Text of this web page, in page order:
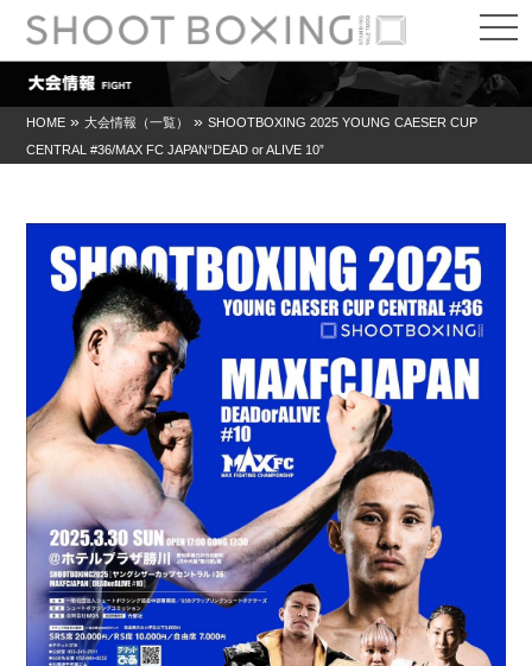
t
o
g
g
HOME »大会情報（一覧） »SHOOTBOXING 2025 YOUNG CAESER CUP
CENTRAL #36/MAX FC JAPAN“DEAD or ALIVE 10”